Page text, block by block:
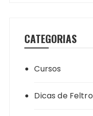
CATEGORIAS
Cursos
Dicas de Feltro